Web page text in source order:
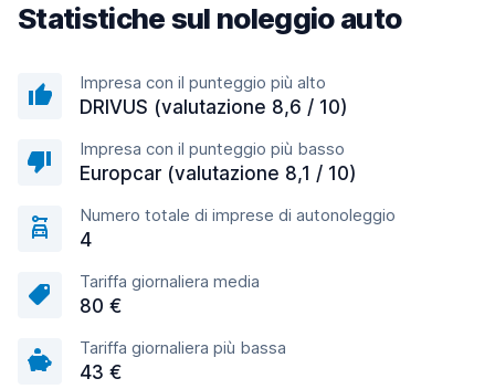
Statistiche sul noleggio auto
Impresa con il punteggio più alto
DRIVUS (valutazione 8,6 / 10)
Impresa con il punteggio più basso
Europcar (valutazione 8,1 / 10)
Numero totale di imprese di autonoleggio
4
Tariffa giornaliera media
80 €
Tariffa giornaliera più bassa
43 €